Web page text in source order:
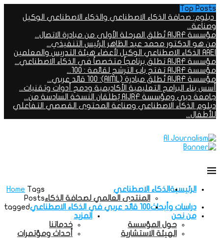
Top Posts
دبلوم: صحافة الذكاء الاصطناعي والذكاء الاصطناعي الوكيل
وصناعة...
مؤسسة AIJRF تُطلق المرحلة الأولى من مبادرة الاتصال...
من هو الدكتور محمد عبد الظاهر الرئيس التنفيذي...
AAEI الذكاء الاصطناعي الوكيل لأعضاء هيئة التدريس والمعلمين
مؤسسة AIJRF تطلق برنامجاً متخصصاً في الذكاء الاصطناعي...
مؤسسة AIJRF تفتح باب الترشح لقائمة : 100...
مؤسسة AIJRF تُطلق مبادرة (AIML): 100 قائد عربي...
أسس بناء البرامج التعليمية الأكاديمية ودمج أدوات وتقنيات...
جامعة دبي ومؤسسة AIJRF يُطلقان النسخة السادسة من...
دبلوم الذكاء الاصطناعي وصناعة المحتوى القصصي التفاعلي
للأطفال...
الرئيسيةالذكاء الاصطناعي
المنتدى العالمي لصحافة الذكاء
دراسات وأبحاث100 قائد عربي في الذكاء الاصطناعي
من نحن
حول المؤسسة
الهيئة الاستشارية
المزيد
خدماتنا
أحداث ومؤتمرات
Home Tags
Posts
tagged